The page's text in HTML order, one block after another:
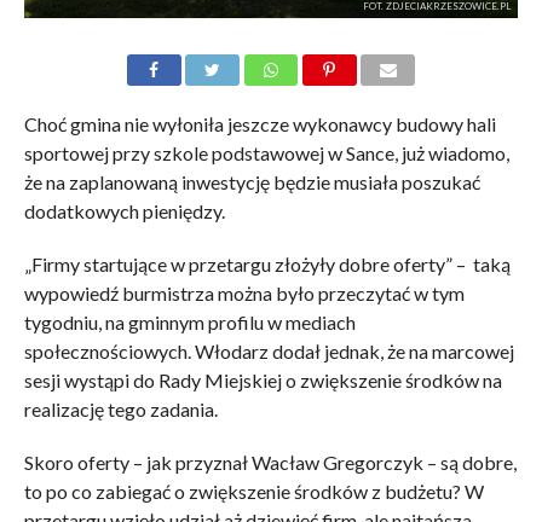
FOT. ZDJECIAKRZESZOWICE.PL
Choć gmina nie wyłoniła jeszcze wykonawcy budowy hali
sportowej przy szkole podstawowej w Sance, już wiadomo,
że na zaplanowaną inwestycję będzie musiała poszukać
dodatkowych pieniędzy.
„Firmy startujące w przetargu złożyły dobre oferty” – taką
wypowiedź burmistrza można było przeczytać w tym
tygodniu, na gminnym profilu w mediach
społecznościowych. Włodarz dodał jednak, że na marcowej
sesji wystąpi do Rady Miejskiej o zwiększenie środków na
realizację tego zadania.
Skoro oferty – jak przyznał Wacław Gregorczyk – są dobre,
to po co zabiegać o zwiększenie środków z budżetu? W